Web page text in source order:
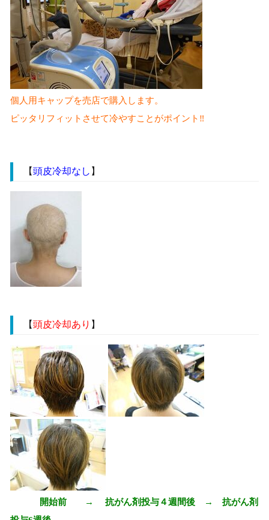
個人用キャップを売店で購入します。
ピッタリフィットさせて冷やすことがポイント‼
【頭皮冷却なし 】
【頭皮冷却あり 】
開始前 → 抗がん剤投与４週間後 → 抗がん剤